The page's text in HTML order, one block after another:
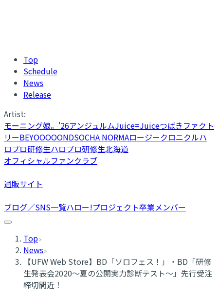
Top
Schedule
News
Release
Artist:
モーニング娘。'26アンジュルムJuice=Juiceつばきファクト
リーBEYOOOOONDSOCHA NORMAロージークロニクルハ
ロプロ研修生ハロプロ研修生北海道
オフィシャルファンクラブ
通販サイト
ブログ／SNS一覧ハロー!プロジェクト卒業メンバー
Top
News
【UFW Web Store】BD「ソロフェス！」・BD「研修
生発表会2020～夏の公開実力診断テスト～」先行受注
締切間近！